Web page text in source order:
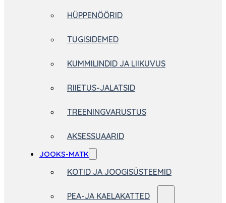
HÜPPENÖÖRID
TUGISIDEMED
KUMMILINDID JA LIIKUVUS
RIIETUS-JALATSID
TREENINGVARUSTUS
AKSESSUAARID
JOOKS-MATK
KOTID JA JOOGISÜSTEEMID
PEA-JA KAELAKATTED